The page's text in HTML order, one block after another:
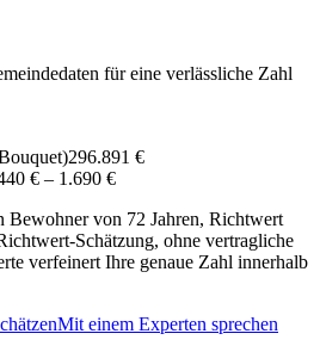
für eine verlässliche Zahl
296.891 €
€ – 1.690 €
Bewohner von 72 Jahren, Richtwert
Schätzung, ohne vertragliche
verfeinert Ihre genaue Zahl innerhalb
Mit einem Experten sprechen